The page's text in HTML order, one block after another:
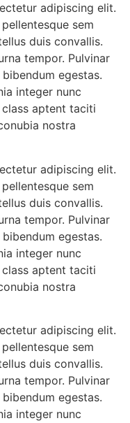
adipiscing elit.
sem
duis convallis.
tempor. Pulvinar
egestas.
integer nunc
aptent taciti
nostra
adipiscing elit.
sem
duis convallis.
tempor. Pulvinar
egestas.
integer nunc
aptent taciti
nostra
adipiscing elit.
sem
duis convallis.
tempor. Pulvinar
egestas.
integer nunc